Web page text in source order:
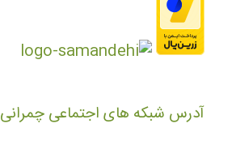
آدرس شبکه های اجتماعی چمرانی